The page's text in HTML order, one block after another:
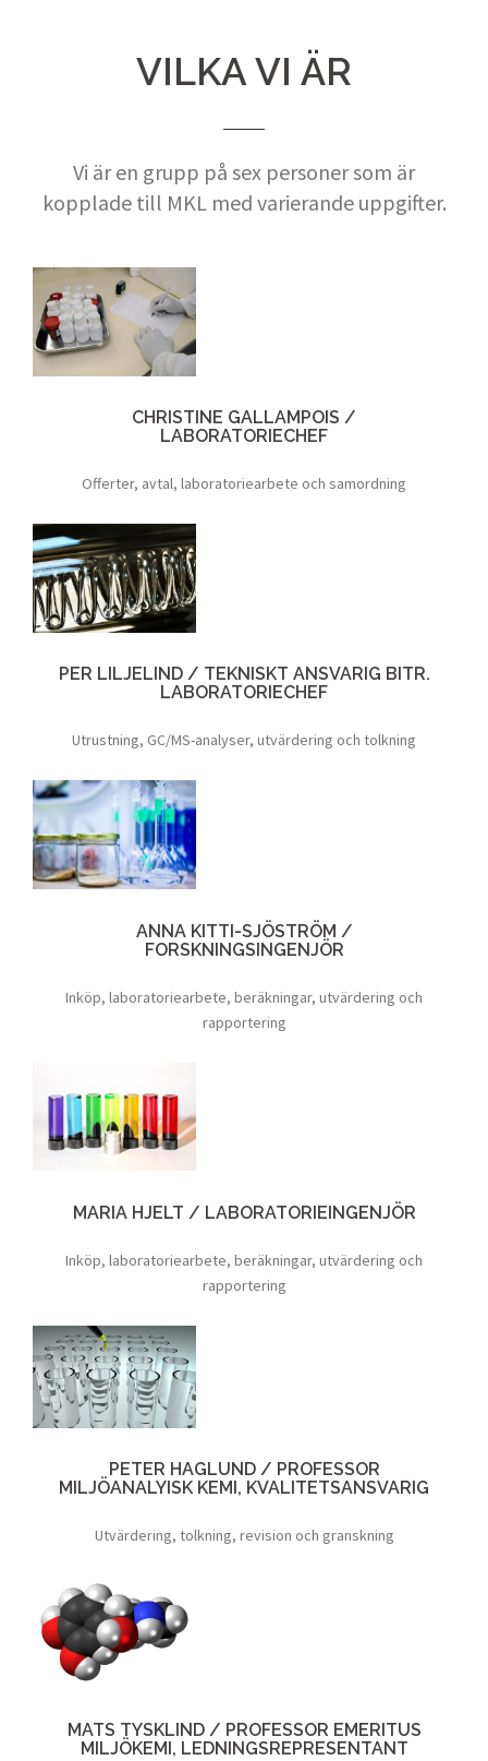
VILKA VI ÄR
Vi är en grupp på sex personer som är
kopplade till MKL med varierande uppgifter.
CHRISTINE GALLAMPOIS /
LABORATORIECHEF
Offerter, avtal, laboratoriearbete och samordning
PER LILJELIND / TEKNISKT ANSVARIG BITR.
LABORATORIECHEF
Utrustning, GC/MS-analyser, utvärdering och tolkning
ANNA KITTI-SJÖSTRÖM /
FORSKNINGSINGENJÖR
Inköp, laboratoriearbete, beräkningar, utvärdering och
rapportering
MARIA HJELT / LABORATORIEINGENJÖR
Inköp, laboratoriearbete, beräkningar, utvärdering och
rapportering
PETER HAGLUND / PROFESSOR
MILJÖANALYISK KEMI, KVALITETSANSVARIG
Utvärdering, tolkning, revision och granskning
MATS TYSKLIND / PROFESSOR EMERITUS
MILJÖKEMI, LEDNINGSREPRESENTANT